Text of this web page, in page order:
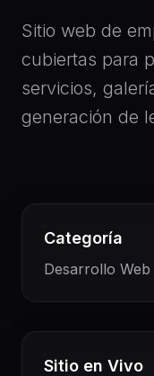
Sitio web de
cubiertas para
servicios,
generación de
Categoría
Desarrollo Web
Sitio en Vivo